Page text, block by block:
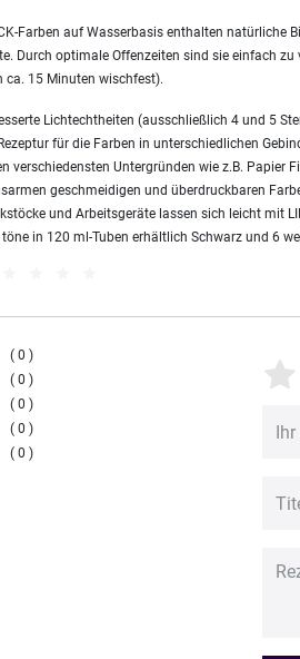
Farben auf Wasserbasis enthalten natürliche
Durch optimale Offenzeiten sind sie einfach
ca. 15 Minuten wischfest).
Lichtechtheiten (ausschließlich 4 und 5
für die Farben in unterschiedlichen
verschiedensten Untergründen wie z.B. Papier
geschmeidigen und überdruckbaren
und Arbeitsgeräte lassen sich leicht mit
in 120 ml-Tuben erhältlich Schwarz und 6
0
0
0
0
0